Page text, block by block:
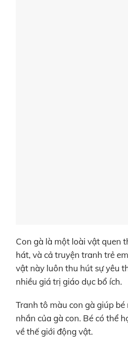
Con gà là một loài vật quen
hát, và cả truyện tranh trẻ
vật này luôn thu hút sự yêu
nhiều giá trị giáo dục bổ ích.
Tranh tô màu con gà giúp
nhắn của gà con. Bé có thể
về thế giới động vật.